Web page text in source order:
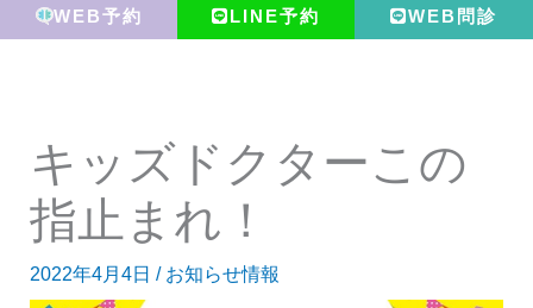
WEB予約 LINE予約 WEB問診
キッズドクターこの
指止まれ！
2022年4月4日 / お知らせ情報